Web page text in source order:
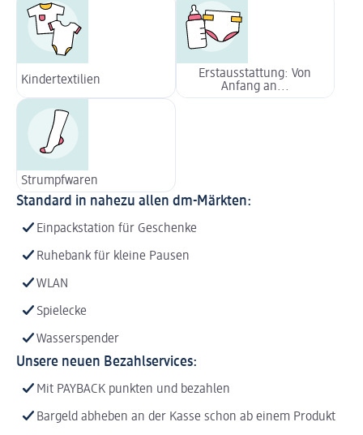
Kindertextilien
Erstausstattung: Von
Anfang an...
Strumpfwaren
Standard in nahezu allen dm-Märkten:
Einpackstation für Geschenke
Ruhebank für kleine Pausen
WLAN
Spielecke
Wasserspender
Unsere neuen Bezahlservices:
Mit PAYBACK punkten und bezahlen
Bargeld abheben an der Kasse schon ab einem Produkt